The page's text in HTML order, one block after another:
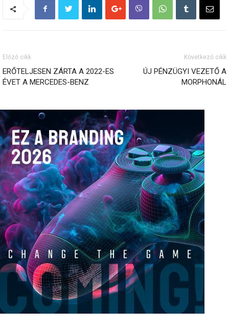
Előző cikk
ERŐTELJESEN ZÁRTA A 2022-ES
ÉVET A MERCEDES-BENZ
Következő cikk
ÚJ PÉNZÜGYI VEZETŐ A
MORPHONÁL